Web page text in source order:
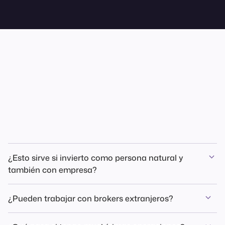
¿Esto sirve si invierto como persona natural y
también con empresa?
diferencias si no se separan flujos, costos y respaldos.
¿Pueden trabajar con brokers extranjeros?